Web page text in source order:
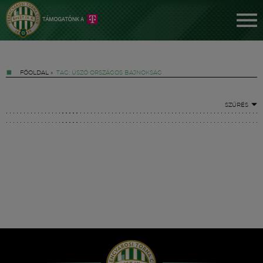
FŐOLDAL » TAG: ÚSZÓ ORSZÁGOS BAJNOKSÁG
SZŰRÉS
Hírek